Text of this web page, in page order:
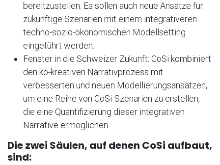
bereitzustellen. Es sollen auch neue Ansätze für
zukünftige Szenarien mit einem integrativeren
techno-sozio-ökonomischen Modellsetting
eingeführt werden.
Fenster in die Schweizer Zukunft: CoSi kombiniert
den ko-kreativen Narrativprozess mit
verbesserten und neuen Modellierungsansätzen,
um eine Reihe von CoSi-Szenarien zu erstellen,
die eine Quantifizierung dieser integrativen
Narrative ermöglichen.
Die zwei Säulen, auf denen CoSi aufbaut,
sind: